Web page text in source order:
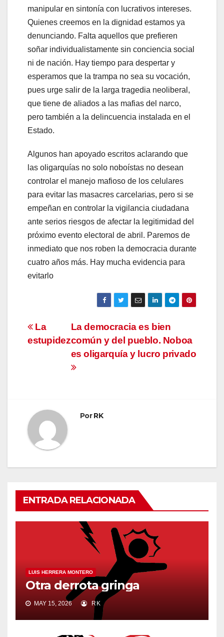
manipular en sintonía con lucrativos intereses.
Quienes creemos en la dignidad estamos ya
denunciando. Falta aquellos que prefieren
soñar individualistamente sin conciencia social
ni de nación. Hay tiempo para despertar y
esperamos que la trampa no sea su vocación,
pues urge salir de la larga tragedia neoliberal,
que tiene de aliados a las mafias del narco,
pero también a la delincuencia instalada en el
Estado.
Algunos han apoyado escritos aclarando que
las oligarquías no solo noboístas no desean
controlar el manejo mafioso de los celulares
para evitar las masacres carcelarias, pero si se
empeñan en controlar la vigilancia ciudadana
ante serios riesgos de afectar la legitimidad del
próximo evento electoral de abril. Paremos de
inmediato que nos roben la democracia durante
cuatro años más. Hay mucha evidencia para
evitarlo
Navegación
de
entradas
La democracia es bien
común y del pueblo. Noboa
es oligarquía y lucro privado
La
estupidez
PorRK
ENTRADA RELACIONADA
LUIS HERRERA MONTERO
Otra derrota gringa
MAY 15, 2026 RK